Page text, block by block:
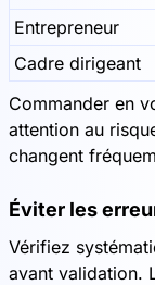
Entrepreneur
Cadre dirigeant
Commander en
attention au
changent
Éviter les
Vérifiez
avant validation.